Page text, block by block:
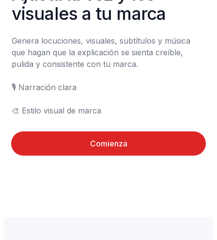
visuales a tu marca
Genera locuciones, visuales, subtítulos y música
que hagan que la explicación se sienta creíble,
pulida y consistente con tu marca.
🎙️ Narración clara
🎨 Estilo visual de marca
Comienza